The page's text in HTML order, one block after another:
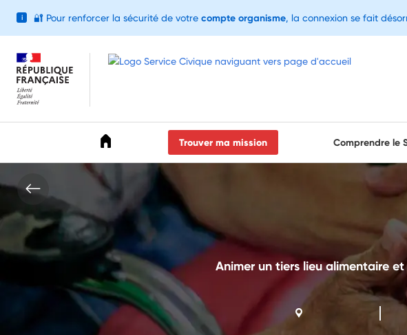
Trouver ma mission Comprendre le
Animer un tiers lieu alimentaire
i 🔐 Pour renforcer la sécurité de votre compte organisme, la connexion se fait